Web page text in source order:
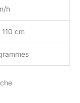
en
Moteur
2,5 HP et
est
h
cm